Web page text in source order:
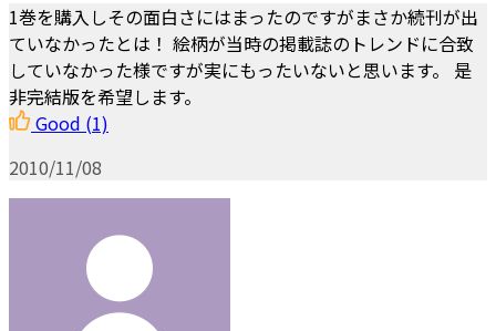
1巻を購入しその面白さにはまったのですがまさか続刊が出
ていなかったとは！ 絵柄が当時の掲載誌のトレンドに合致
していなかった様ですが実にもったいないと思います。 是
非完結版を希望します。
Good (1)
2010/11/08